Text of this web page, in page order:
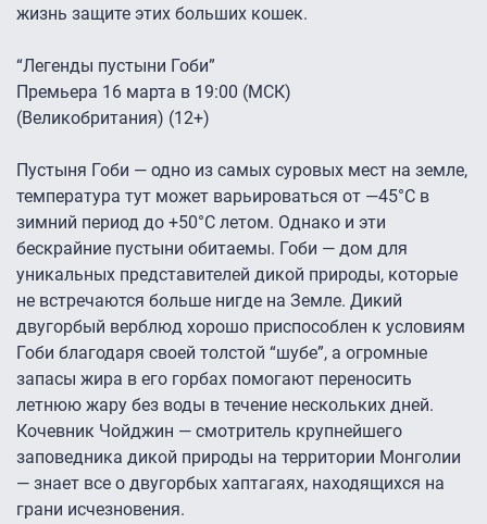
жизнь защите этих больших кошек.
“Легенды пустыни Гоби”
Премьера 16 марта в 19:00 (МСК)
(Великобритания) (12+)
Пустыня Гоби — одно из самых суровых мест на земле,
температура тут может варьироваться от —45°C в
зимний период до +50°C летом. Однако и эти
бескрайние пустыни обитаемы. Гоби — дом для
уникальных представителей дикой природы, которые
не встречаются больше нигде на Земле. Дикий
двугорбый верблюд хорошо приспособлен к условиям
Гоби благодаря своей толстой “шубе”, а огромные
запасы жира в его горбах помогают переносить
летнюю жару без воды в течение нескольких дней.
Кочевник Чойджин — смотритель крупнейшего
заповедника дикой природы на территории Монголии
— знает все о двугорбых хаптагаях, находящихся на
грани исчезновения.